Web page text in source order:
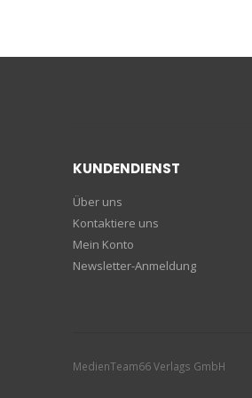
KUNDENDIENST
Über uns
Kontaktiere uns
Mein Konto
Newsletter-Anmeldung
MedienTeam66 Verlags GmbH